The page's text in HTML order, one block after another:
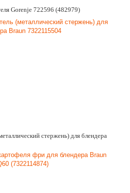
Gorenje 722596 (482979)
стержень) для блендера